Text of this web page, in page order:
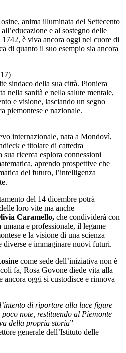
anima illuminata del Settecento
e al sostegno delle
è viva ancora oggi nel cuore di
di quanto il suo esempio sia ancora
sindaco della sua città. Pioniera
nella sanità e nella salute mentale,
e visione, lasciando un segno
piemontese e nazionale.
internazionale, nata a Mondovì,
e titolare di cattedra
ricerca esplora connessioni
aprendo prospettive che
del futuro, l’intelligenza
del 14 dicembre potrà
loro vite ma anche
Caramello, che condividerà con
e professionale, il legame
e la visione di una scienza
diverse e immaginare nuovi futuri.
come sede dell’iniziativa non è
fa, Rosa Govone diede vita alla
ancora oggi si custodisce e rinnova
di riportare alla luce figure
note, restituendo al Piemonte
della propria storia”
generale dell’Istituto delle